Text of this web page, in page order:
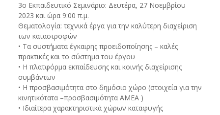
3ο Εκπαιδευτικό Σεμινάριο: Δευτέρα, 27 Νοεμβρίου
2023 και ώρα 9:00 π.μ.
Θεματολογία: τεχνικά έργα για την καλύτερη διαχείριση
των καταστροφών
• Τα συστήματα έγκαιρης προειδοποίησης – καλές
πρακτικές και το σύστημα του έργου
• Η πλατφόρμα εκπαίδευσης και κοινής διαχείρισης
συμβάντων
• Η προσβασιμότητα στο δημόσιο χώρο (στοιχεία για την
κινητικότατα –προσβασιμότητα ΑΜΕΑ )
• Ιδιαίτερα χαρακτηριστικά χώρων καταφυγής